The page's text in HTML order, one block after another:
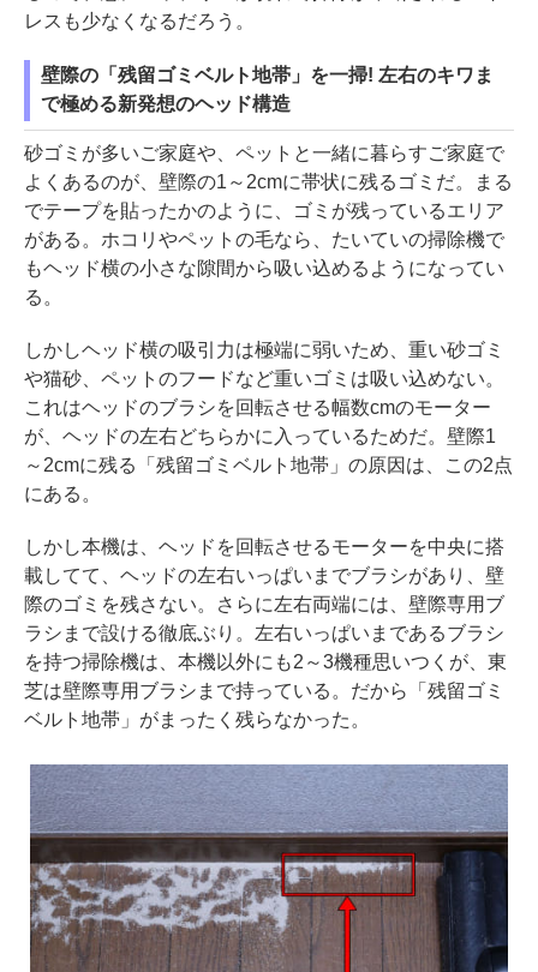
レスも少なくなるだろう。
壁際の「残留ゴミベルト地帯」を一掃! 左右のキワま
で極める新発想のヘッド構造
砂ゴミが多いご家庭や、ペットと一緒に暮らすご家庭で
よくあるのが、壁際の1～2cmに帯状に残るゴミだ。まる
でテープを貼ったかのように、ゴミが残っているエリア
がある。ホコリやペットの毛なら、たいていの掃除機で
もヘッド横の小さな隙間から吸い込めるようになってい
る。
しかしヘッド横の吸引力は極端に弱いため、重い砂ゴミ
や猫砂、ペットのフードなど重いゴミは吸い込めない。
これはヘッドのブラシを回転させる幅数cmのモーター
が、ヘッドの左右どちらかに入っているためだ。壁際1
～2cmに残る「残留ゴミベルト地帯」の原因は、この2点
にある。
しかし本機は、ヘッドを回転させるモーターを中央に搭
載してて、ヘッドの左右いっぱいまでブラシがあり、壁
際のゴミを残さない。さらに左右両端には、壁際専用ブ
ラシまで設ける徹底ぶり。左右いっぱいまであるブラシ
を持つ掃除機は、本機以外にも2～3機種思いつくが、東
芝は壁際専用ブラシまで持っている。だから「残留ゴミ
ベルト地帯」がまったく残らなかった。